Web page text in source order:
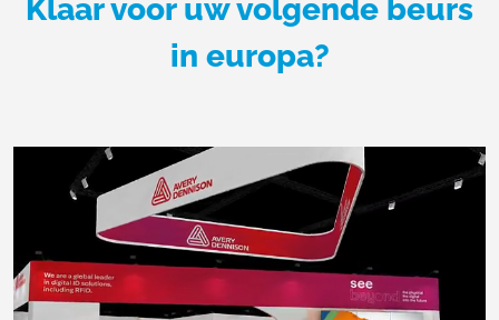
Klaar voor uw volgende beurs
in europa?